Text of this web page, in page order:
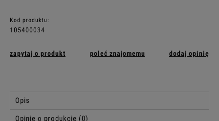
Kod produktu:
105400034
zapytaj o produkt poleć znajomemu dodaj opinię
Opis
Opinie o produkcie (0)